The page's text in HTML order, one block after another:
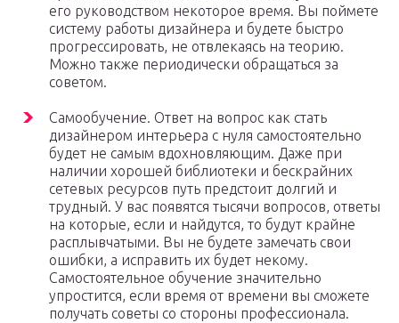
его руководством некоторое время. Вы поймете
систему работы дизайнера и будете быстро
прогрессировать, не отвлекаясь на теорию.
Можно также периодически обращаться за
советом.
Самообучение. Ответ на вопрос как стать
дизайнером интерьера с нуля самостоятельно
будет не самым вдохновляющим. Даже при
наличии хорошей библиотеки и бескрайних
сетевых ресурсов путь предстоит долгий и
трудный. У вас появятся тысячи вопросов, ответы
на которые, если и найдутся, то будут крайне
расплывчатыми. Вы не будете замечать свои
ошибки, а исправить их будет некому.
Самостоятельное обучение значительно
упростится, если время от времени вы сможете
получать советы со стороны профессионала.